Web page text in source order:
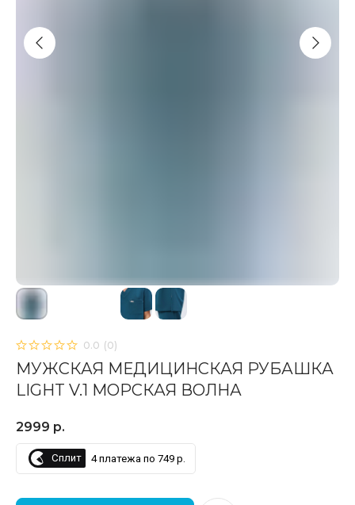
0.0 (0)
МУЖСКАЯ МЕДИЦИНСКАЯ РУБАШКА
LIGHT V.1 МОРСКАЯ ВОЛНА
2999 р.
Сплит 4 платежа по 749 р.